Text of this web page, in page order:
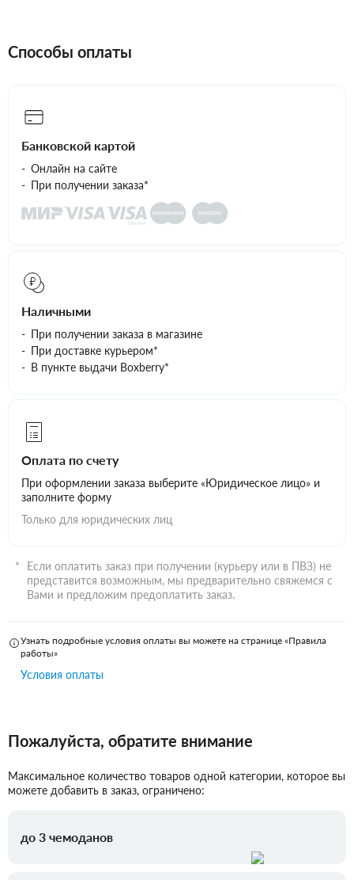
Способы оплаты
Банковской картой
Онлайн на сайте
При получении заказа*
Наличными
При получении заказа в магазине
При доставке курьером*
В пункте выдачи Boxberry*
Оплата по счету
При оформлении заказа выберите «Юридическое лицо» и
заполните форму
Только для юридических лиц
Если оплатить заказ при получении (курьеру или в ПВЗ) не
представится возможным, мы предварительно свяжемся с
Вами и предложим предоплатить заказ.
Узнать подробные условия оплаты вы можете на странице «Правила
работы»
Условия оплаты
Пожалуйста, обратите внимание
Максимальное количество товаров одной категории, которое вы
можете добавить в заказ, ограничено:
до 3 чемоданов